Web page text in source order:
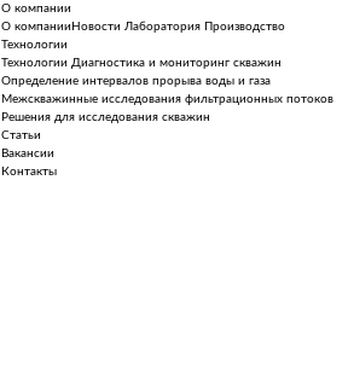
О компании
О компании Новости Лаборатория Производство
Технологии
Технологии Диагностика и мониторинг скважин
Определение интервалов прорыва воды и газа
Межскважинные исследования фильтрационных потоков
Решения для исследования скважин
Статьи
Вакансии
Контакты